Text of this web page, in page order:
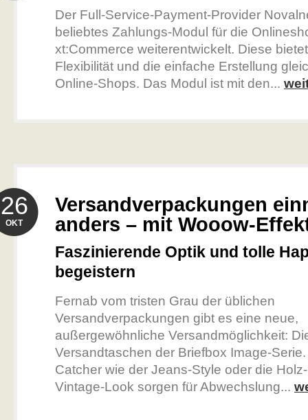
Der Full-Service-Payment-Provider
beliebtes Zahlungs-Modul für die
xt:Commerce weiterentwickelt. Diese
Flexibilität und die einfache Erstellung
Online-Shops. Das Modul ist mit den...
Versandverpackungen
anders – mit Wooow-
26
OKT
Faszinierende Optik und tolle
begeistern
Fernab vom tristen Grau der üblichen
Versandverpackungen gibt es eine neue,
außergewöhnliche Versandmöglichkeit:
Versandtaschen der Briefbox Image-
Catcher wie der Jeans-Style oder die
Vintage-Look sorgen für Abwechslung...